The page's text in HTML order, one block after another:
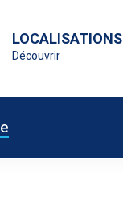
LOCALISATIONS
Découvrir